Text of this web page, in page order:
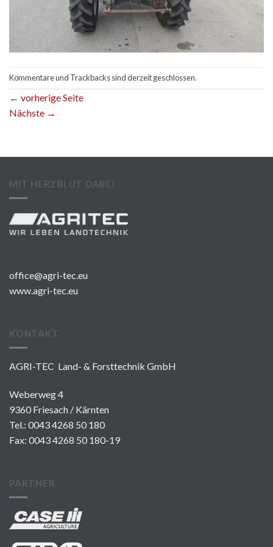
Kommentare und Trackbacks sind derzeit geschlossen.
← vorherige Seite
Nächste →
MIT HERZBLUT DABEI
office@agri-tec.eu
www.agri-tec.eu
KONTAKT
AGRI-TEC Land- & Forsttechnik GmbH
Weberweg 4
9360 Friesach / Kärnten
Tel.: 0043 4268 50 180
Fax: 0043 4268 50 180-19
PARTNER